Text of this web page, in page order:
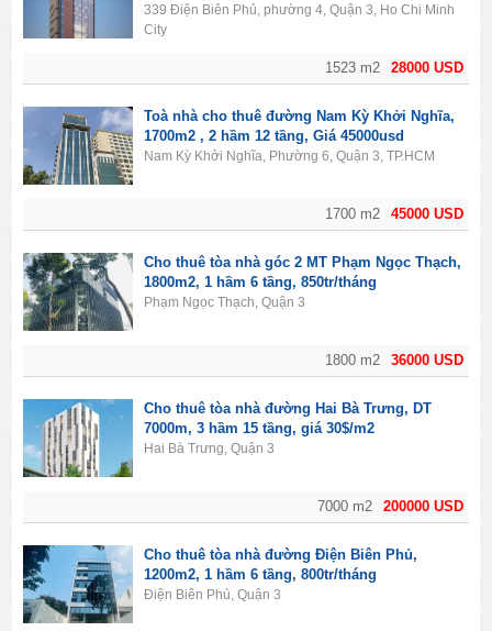
28000 USD
1523 m2
339 Điện Biên Phủ, phường 4, Quận 3, Ho Chi Minh
City
45000 USD
1700 m2
Toà nhà cho thuê đường Nam Kỳ Khởi Nghĩa,
1700m2 , 2 hầm 12 tầng, Giá 45000usd
Nam Kỳ Khởi Nghĩa, Phường 6, Quận 3, TP.HCM
36000 USD
1800 m2
Cho thuê tòa nhà góc 2 MT Phạm Ngọc Thạch,
1800m2, 1 hầm 6 tầng, 850tr/tháng
Phạm Ngọc Thạch, Quận 3
200000 USD
7000 m2
Cho thuê tòa nhà đường Hai Bà Trưng, DT
7000m, 3 hầm 15 tầng, giá 30$/m2
Hai Bà Trưng, Quận 3
Cho thuê tòa nhà đường Điện Biên Phủ,
1200m2, 1 hầm 6 tầng, 800tr/tháng
Điện Biên Phủ, Quận 3